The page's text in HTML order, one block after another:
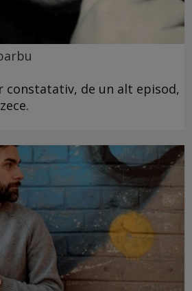
constatativ, de un alt episod,